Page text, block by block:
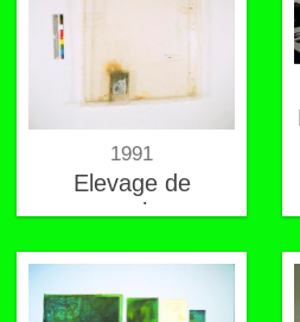
1991
Elevage de
mouches